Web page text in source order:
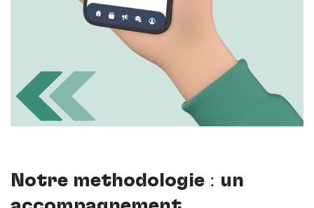
Notre méthodologie : un